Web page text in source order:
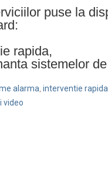
puse la
rapida,
sistemelor
alarma, interventie rapida
video